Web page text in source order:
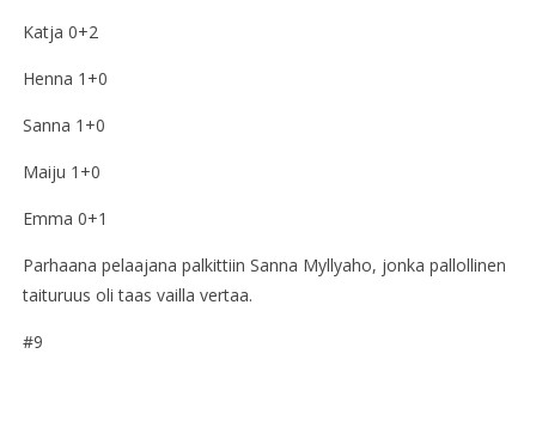
Katja 0+2
Henna 1+0
Sanna 1+0
Maiju 1+0
Emma 0+1
Parhaana pelaajana palkittiin Sanna Myllyaho, jonka pallollinen
taituruus oli taas vailla vertaa.
#9